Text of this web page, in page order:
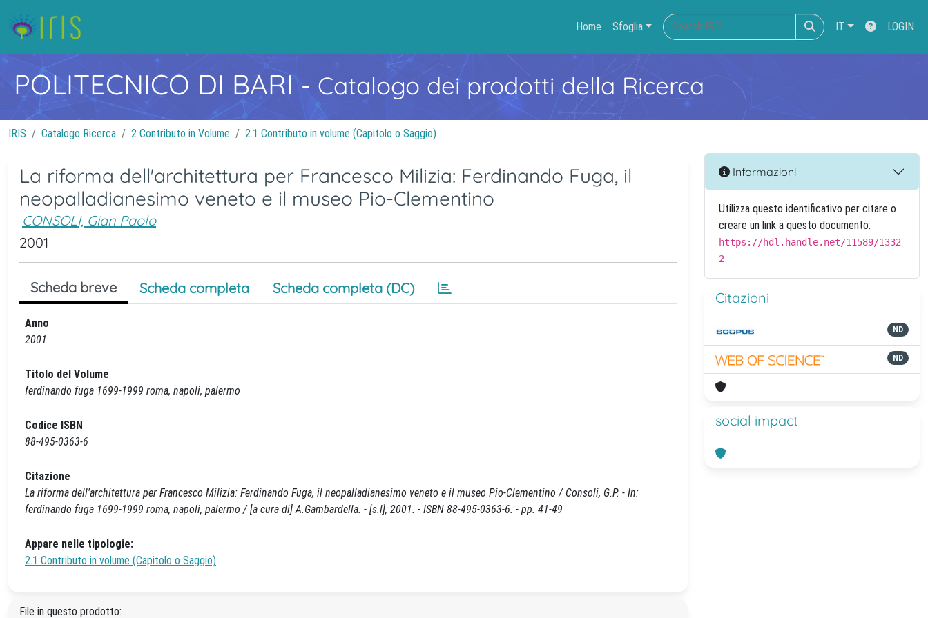
Home Sfoglia IT LOGIN
POLITECNICO DI BARI- Catalogo dei prodotti della Ricerca
IRIS Catalogo Ricerca 2 Contributo in Volume 2.1 Contributo in volume (Capitolo o Saggio)
La riforma dell'architettura per Francesco Milizia: Ferdinando Fuga, il
neopalladianesimo veneto e il museo Pio-Clementino
CONSOLI, Gian Paolo
2001
Scheda breve Scheda completa Scheda completa (DC)
Anno
2001
Titolo del Volume
ferdinando fuga 1699-1999 roma, napoli, palermo
Codice ISBN
88-495-0363-6
Citazione
La riforma dell'architettura per Francesco Milizia: Ferdinando Fuga, il neopalladianesimo veneto e il museo Pio-Clementino / Consoli, G.P. - In:
ferdinando fuga 1699-1999 roma, napoli, palermo / [a cura di] A.Gambardella. - [s.l], 2001. - ISBN 88-495-0363-6. - pp. 41-49
Appare nelle tipologie:
2.1 Contributo in volume (Capitolo o Saggio)
File in questo prodotto:
Informazioni
Utilizza questo identificativo per citare o
creare un link a questo documento:
https://hdl.handle.net/11589/1332
2
Citazioni
ND
ND
social impact